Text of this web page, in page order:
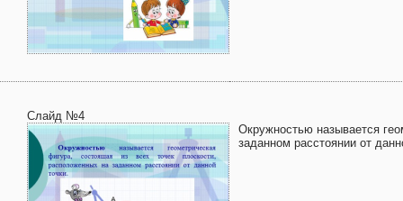
Слайд №4
Окружностью называется
заданном расстоянии от